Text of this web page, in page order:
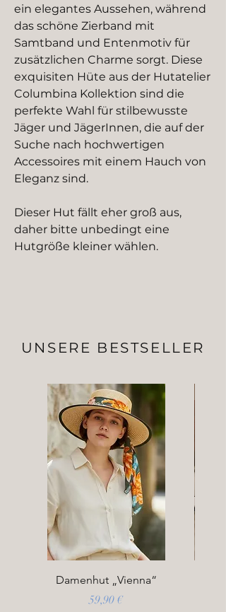
ein elegantes Aussehen, während
das schöne Zierband mit
Samtband und Entenmotiv für
zusätzlichen Charme sorgt. Diese
exquisiten Hüte aus der Hutatelier
Columbina Kollektion sind die
perfekte Wahl für stilbewusste
Jäger und JägerInnen, die auf der
Suche nach hochwertigen
Accessoires mit einem Hauch von
Eleganz sind.
Dieser Hut fällt eher groß aus,
daher bitte unbedingt eine
Hutgröße kleiner wählen.
UNSERE BESTSELLER
Damenhut „Vienna“
Preis
59,90 €